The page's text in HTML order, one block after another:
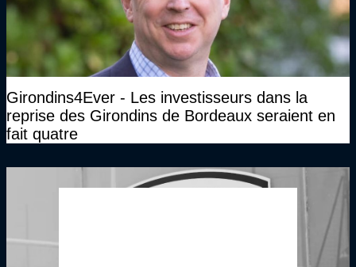
Girondins4Ever - Les investisseurs dans la
reprise des Girondins de Bordeaux seraient en
fait quatre